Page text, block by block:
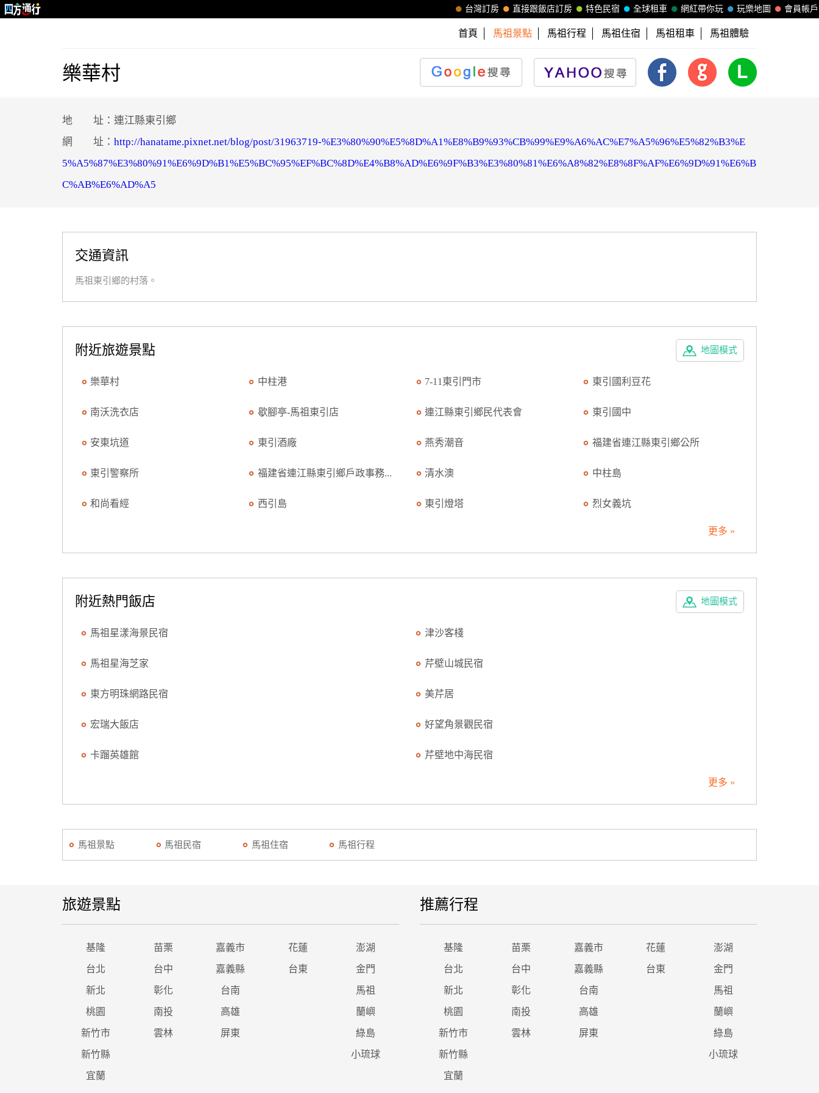
會員帳戶
玩樂地圖
網紅帶你玩
全球租車
特色民宿
直接跟飯店訂房
台灣訂房
首頁 馬祖景點 馬祖行程 馬祖住宿 馬祖租車 馬祖體驗
樂華村
地 址：連江縣東引鄉
網 址： http://hanatame.pixnet.net/blog/post/31963719-%E3%80%90%E5%8D%A1%E8%B9%93%CB%99%E9%A6%AC%E7%A5%96%E5%82%B3%E
5%A5%87%E3%80%91%E6%9D%B1%E5%BC%95%EF%BC%8D%E4%B8%AD%E6%9F%B3%E3%80%81%E6%A8%82%E8%8F%AF%E6%9D%91%E6%B
C%AB%E6%AD%A5
交通資訊
馬祖東引鄉的村落。
地圖模式
附近旅遊景點
樂華村 中柱港 7-11東引門市 東引國利豆花
南沃洗衣店 歇腳亭-馬祖東引店 連江縣東引鄉民代表會 東引國中
安東坑道 東引酒廠 燕秀潮音 福建省連江縣東引鄉公所
東引警察所 福建省連江縣東引鄉戶政事務... 清水澳 中柱島
和尚看經 西引島 東引燈塔 烈女義坑
更多 »
地圖模式
附近熱門飯店
馬祖星漾海景民宿 津沙客棧
馬祖星海芝家 芹壁山城民宿
東方明珠網路民宿 美芹居
宏瑞大飯店 好望角景觀民宿
卡蹓英雄館 芹壁地中海民宿
更多 »
馬祖景點 馬祖民宿 馬祖住宿 馬祖行程
旅遊景點
基隆 苗栗 嘉義市 花蓮 澎湖
台北 台中 嘉義縣 台東 金門
新北 彰化 台南 馬祖
桃園 南投 高雄 蘭嶼
新竹市 雲林 屏東 綠島
新竹縣 小琉球
宜蘭
推薦行程
基隆 苗栗 嘉義市 花蓮 澎湖
台北 台中 嘉義縣 台東 金門
新北 彰化 台南 馬祖
桃園 南投 高雄 蘭嶼
新竹市 雲林 屏東 綠島
新竹縣 小琉球
宜蘭